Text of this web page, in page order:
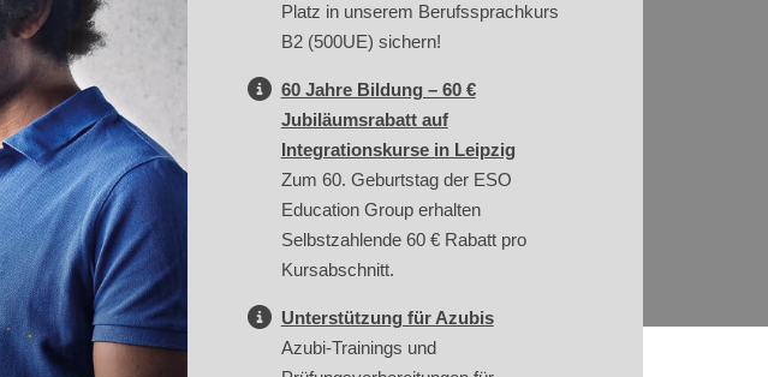
Platz in unserem Berufssprachkurs
B2 (500UE) sichern!
60 Jahre Bildung – 60 €
Jubiläumsrabatt auf
Integrationskurse in Leipzig
Zum 60. Geburtstag der ESO
Education Group erhalten
Selbstzahlende 60 € Rabatt pro
Kursabschnitt.
Unterstützung für Azubis
Azubi-Trainings und